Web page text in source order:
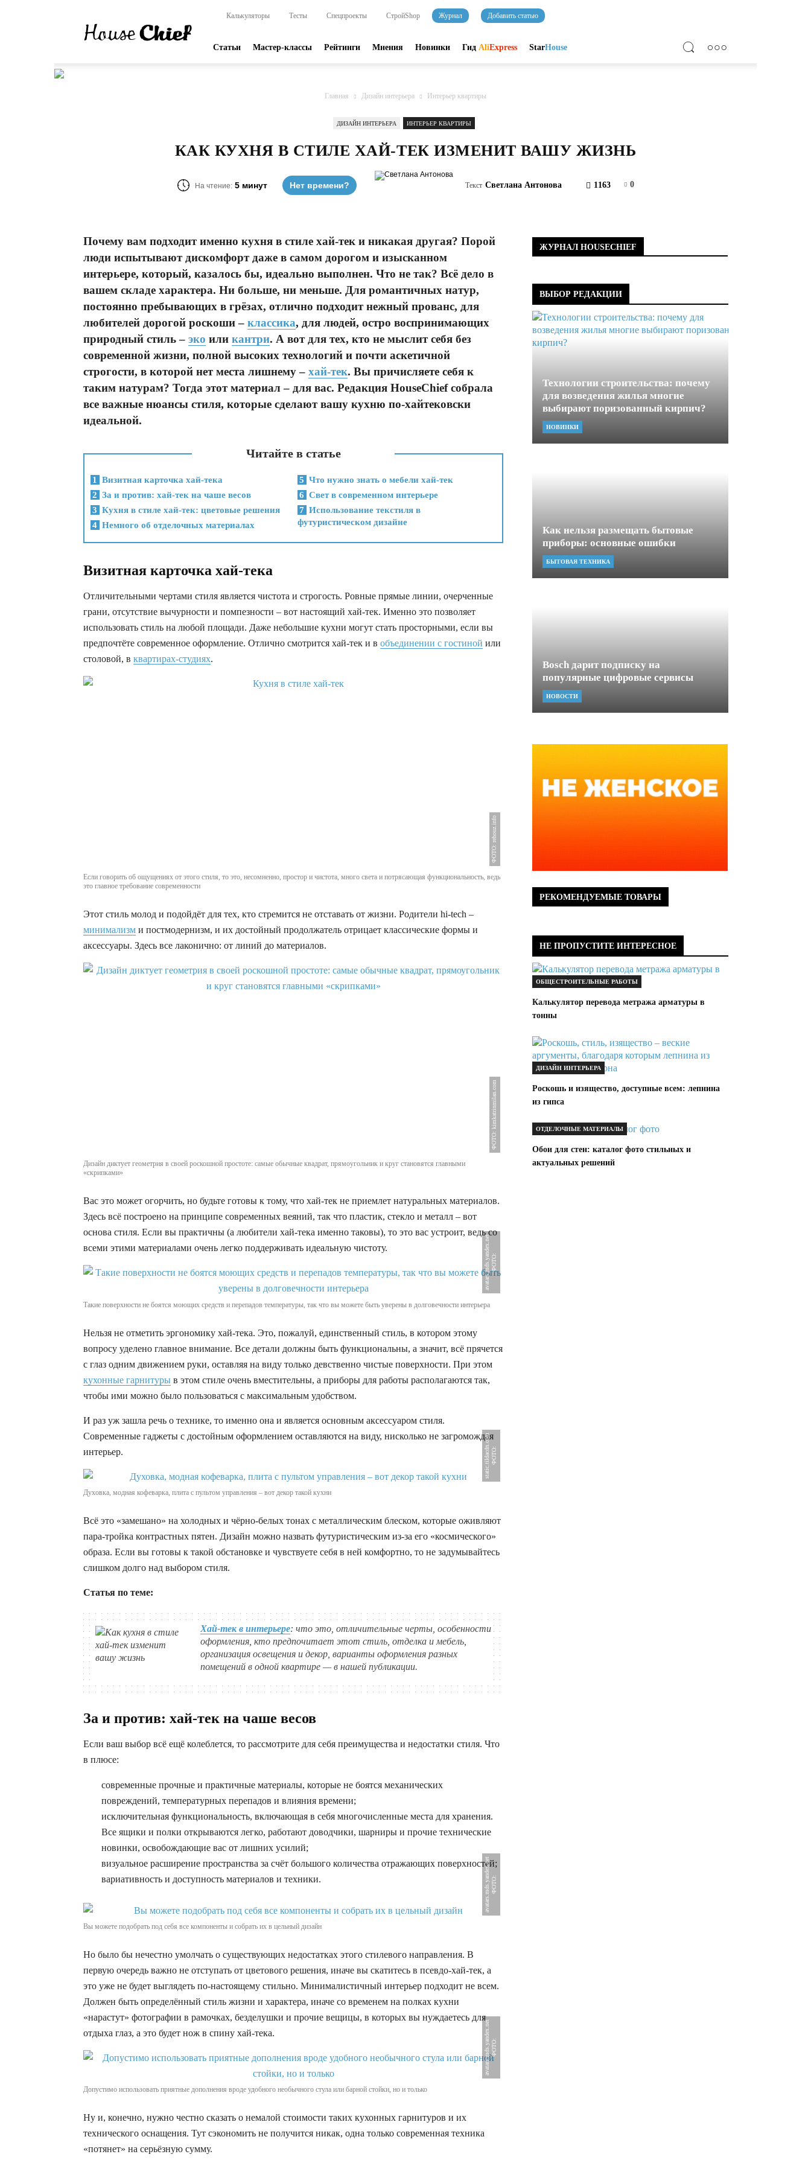
online-
издание
Калькуляторы Тесты Спецпроекты СтройShop Журнал Добавить статью
Статьи Мастер-классы Рейтинги Мнения Новинки Гид AliExpress StarHouse
Главная Дизайн интерьера Интерьер квартиры
ДИЗАЙН ИНТЕРЬЕРА ИНТЕРЬЕР КВАРТИРЫ
КАК КУХНЯ В СТИЛЕ ХАЙ-ТЕК ИЗМЕНИТ ВАШУ ЖИЗНЬ
На чтение: 5 минут Нет времени? Текст Светлана Антонова 1163 0
Почему вам подходит именно кухня в стиле хай-тек и никакая другая? Порой
люди испытывают дискомфорт даже в самом дорогом и изысканном
интерьере, который, казалось бы, идеально выполнен. Что не так? Всё дело в
вашем складе характера. Ни больше, ни меньше. Для романтичных натур,
постоянно пребывающих в грёзах, отлично подходит нежный прованс, для
любителей дорогой роскоши – классика, для людей, остро воспринимающих
природный стиль – эко или кантри. А вот для тех, кто не мыслит себя без
современной жизни, полной высоких технологий и почти аскетичной
строгости, в которой нет места лишнему – хай-тек. Вы причисляете себя к
таким натурам? Тогда этот материал – для вас. Редакция HouseChief собрала
все важные нюансы стиля, которые сделают вашу кухню по-хайтековски
идеальной.
Читайте в статье
1
Визитная карточка хай-тека
2 За и против: хай-тек на чаше весов
3 Кухня в стиле хай-тек: цветовые решения
4 Немного об отделочных материалах
5 Что нужно знать о мебели хай-тек
6 Свет в современном интерьере
7 Использование текстиля в
футуристическом дизайне
Визитная карточка хай-тека
Отличительными чертами стиля является чистота и строгость. Ровные прямые линии, очерченные
грани, отсутствие вычурности и помпезности – вот настоящий хай-тек. Именно это позволяет
использовать стиль на любой площади. Даже небольшие кухни могут стать просторными, если вы
предпочтёте современное оформление. Отлично смотрится хай-тек и в объединении с гостиной или
столовой, в квартирах-студиях.
ФОТО: rehouz.info
Если говорить об ощущениях от этого стиля, то это, несомненно, простор и чистота, много света и потрясающая функциональность, ведь
это главное требование современности
Этот стиль молод и подойдёт для тех, кто стремится не отставать от жизни. Родители hi-tech –
минимализм и постмодернизм, и их достойный продолжатель отрицает классические формы и
аксессуары. Здесь все лаконично: от линий до материалов.
ФОТО: kimkatrinmilan.com
Дизайн диктует геометрия в своей роскошной простоте: самые обычные квадрат, прямоугольник и круг становятся главными
«скрипками»
Вас это может огорчить, но будьте готовы к тому, что хай-тек не приемлет натуральных материалов.
Здесь всё построено на принципе современных веяний, так что пластик, стекло и металл – вот
основа стиля. Если вы практичны (а любители хай-тека именно таковы), то это вас устроит, ведь со
всеми этими материалами очень легко поддерживать идеальную чистоту.
Ф
О
Т
О
:
a
v
a
t
a
r
s
.
m
d
s
.
y
a
n
d
e
x
.
n
e
t
Такие поверхности не боятся моющих средств и перепадов температуры, так что вы можете быть уверены в долговечности интерьера
Нельзя не отметить эргономику хай-тека. Это, пожалуй, единственный стиль, в котором этому
вопросу уделено главное внимание. Все детали должны быть функциональны, а значит, всё прячется
с глаз одним движением руки, оставляя на виду только девственно чистые поверхности. При этом
кухонные гарнитуры в этом стиле очень вместительны, а приборы для работы располагаются так,
чтобы ими можно было пользоваться с максимальным удобством.
И раз уж зашла речь о технике, то именно она и является основным аксессуаром стиля.
Современные гаджеты с достойным оформлением оставляются на виду, нисколько не загромождая
интерьер.
Ф
О
Т
О
:
s
t
a
t
i
c
.
t
i
l
d
a
c
d
n
.
c
o
m
Духовка, модная кофеварка, плита с пультом управления – вот декор такой кухни
Всё это «замешано» на холодных и чёрно-белых тонах с металлическим блеском, которые оживляют
пара-тройка контрастных пятен. Дизайн можно назвать футуристическим из-за его «космического»
образа. Если вы готовы к такой обстановке и чувствуете себя в ней комфортно, то не задумывайтесь
слишком долго над выбором стиля.
Статья по теме:
Хай-тек в интерьере: что это, отличительные черты, особенности
оформления, кто предпочитает этот стиль, отделка и мебель,
организация освещения и декор, варианты оформления разных
помещений в одной квартире — в нашей публикации.
За и против: хай-тек на чаше весов
Если ваш выбор всё ещё колеблется, то рассмотрите для себя преимущества и недостатки стиля. Что
в плюсе:
современные прочные и практичные материалы, которые не боятся механических
повреждений, температурных перепадов и влияния времени;
исключительная функциональность, включающая в себя многочисленные места для хранения.
Все ящики и полки открываются легко, работают доводчики, шарниры и прочие технические
новинки, освобождающие вас от лишних усилий;
визуальное расширение пространства за счёт большого количества отражающих поверхностей;
вариативность и доступность материалов и техники.
Ф
О
Т
О
:
a
v
a
t
a
r
s
.
m
d
s
.
y
a
n
d
e
x
.
n
e
t
Вы можете подобрать под себя все компоненты и собрать их в цельный дизайн
Но было бы нечестно умолчать о существующих недостатках этого стилевого направления. В
первую очередь важно не отступать от цветового решения, иначе вы скатитесь в псевдо-хай-тек, а
это уже не будет выглядеть по-настоящему стильно. Минималистичный интерьер подходит не всем.
Должен быть определённый стиль жизни и характера, иначе со временем на полках кухни
«нарастут» фотографии в рамочках, безделушки и прочие вещицы, в которых вы нуждаетесь для
отдыха глаз, а это будет нож в спину хай-тека.
Ф
О
Т
О
:
a
v
a
t
a
r
s
.
m
d
s
.
y
a
n
d
e
x
.
n
e
t
Допустимо использовать приятные дополнения вроде удобного необычного стула или барной стойки, но и только
Ну и, конечно, нужно честно сказать о немалой стоимости таких кухонных гарнитуров и их
технического оснащения. Тут сэкономить не получится никак, одна только современная техника
«потянет» на серьёзную сумму.
ЖУРНАЛ HOUSECHIEF
ВЫБОР РЕДАКЦИИ
Технологии строительства: почему
для возведения жилья многие
выбирают поризованный кирпич?
НОВИНКИ
Как нельзя размещать бытовые
приборы: основные ошибки
БЫТОВАЯ ТЕХНИКА
Bosch дарит подписку на
популярные цифровые сервисы
НОВОСТИ
РЕКОМЕНДУЕМЫЕ ТОВАРЫ
НЕ ПРОПУСТИТЕ ИНТЕРЕСНОЕ
ОБЩЕСТРОИТЕЛЬНЫЕ РАБОТЫ
Калькулятор перевода метража арматуры в
тонны
ДИЗАЙН ИНТЕРЬЕРА
Роскошь и изящество, доступные всем: лепнина
из гипса
ОТДЕЛОЧНЫЕ МАТЕРИАЛЫ
Обои для стен: каталог фото стильных и
актуальных решений